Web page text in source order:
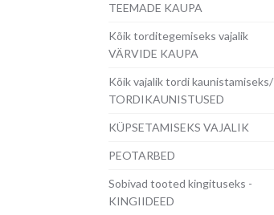
TEEMADE KAUPA
Kõik torditegemiseks vajalik
VÄRVIDE KAUPA
Kõik vajalik tordi kaunistamiseks/
TORDIKAUNISTUSED
KÜPSETAMISEKS VAJALIK
PEOTARBED
Sobivad tooted kingituseks -
KINGIIDEED